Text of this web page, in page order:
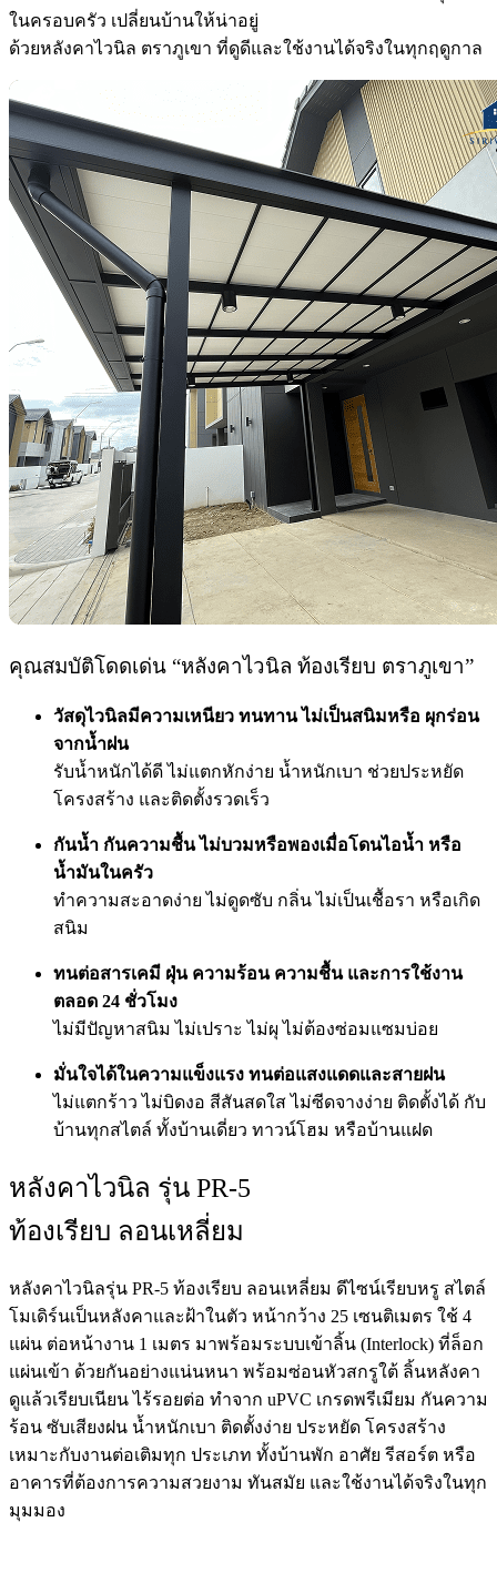
ในครอบครัว เปลี่ยนบ้านให้น่าอยู่
ด้วยหลังคาไวนิล ตราภูเขา ที่ดูดีและใช้งานได้จริงในทุกฤดูกาล
คุณสมบัติโดดเด่น “หลังคาไวนิล ท้องเรียบ ตราภูเขา”
วัสดุไวนิลมีความเหนียว ทนทาน ไม่เป็นสนิมหรือ ผุกร่อน
จากน้ำฝน
รับน้ำหนักได้ดี ไม่แตกหักง่าย น้ำหนักเบา ช่วยประหยัด
โครงสร้าง และติดตั้งรวดเร็ว
กันน้ำ กันความชื้น ไม่บวมหรือพองเมื่อโดนไอน้ำ หรือ
น้ำมันในครัว
ทำความสะอาดง่าย ไม่ดูดซับ กลิ่น ไม่เป็นเชื้อรา หรือเกิด
สนิม
ทนต่อสารเคมี ฝุ่น ความร้อน ความชื้น และการใช้งาน
ตลอด 24 ชั่วโมง
ไม่มีปัญหาสนิม ไม่เปราะ ไม่ผุ ไม่ต้องซ่อมแซมบ่อย
มั่นใจได้ในความแข็งแรง ทนต่อแสงแดดและสายฝน
ไม่แตกร้าว ไม่บิดงอ สีสันสดใส ไม่ซีดจางง่าย ติดตั้งได้ กับ
บ้านทุกสไตล์ ทั้งบ้านเดี่ยว ทาวน์โฮม หรือบ้านแฝด
หลังคาไวนิล รุ่น PR-5
ท้องเรียบ ลอนเหลี่ยม
หลังคาไวนิลรุ่น PR-5 ท้องเรียบ ลอนเหลี่ยม ดีไซน์เรียบหรู สไตล์
โมเดิร์นเป็นหลังคาและฝ้าในตัว หน้ากว้าง 25 เซนติเมตร ใช้ 4
แผ่น ต่อหน้างาน 1 เมตร มาพร้อมระบบเข้าลิ้น (Interlock) ที่ล็อก
แผ่นเข้า ด้วยกันอย่างแน่นหนา พร้อมซ่อนหัวสกรูใต้ ลิ้นหลังคา
ดูแล้วเรียบเนียน ไร้รอยต่อ ทำจาก uPVC เกรดพรีเมียม กันความ
ร้อน ซับเสียงฝน น้ำหนักเบา ติดตั้งง่าย ประหยัด โครงสร้าง
เหมาะกับงานต่อเติมทุก ประเภท ทั้งบ้านพัก อาศัย รีสอร์ต หรือ
อาคารที่ต้องการความสวยงาม ทันสมัย และใช้งานได้จริงในทุก
มุมมอง